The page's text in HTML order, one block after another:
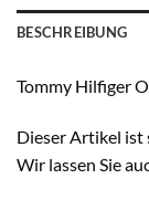
BESCHREIBUNG
Tommy Hilfiger
Dieser Artikel ist
Wir lassen Sie